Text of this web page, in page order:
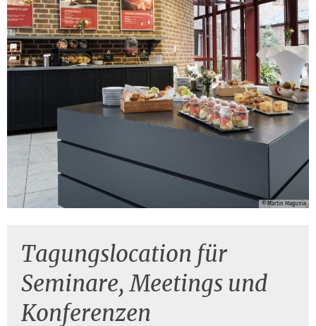
© Martin Magunia
Tagungslocation für
Seminare, Meetings und
Konferenzen